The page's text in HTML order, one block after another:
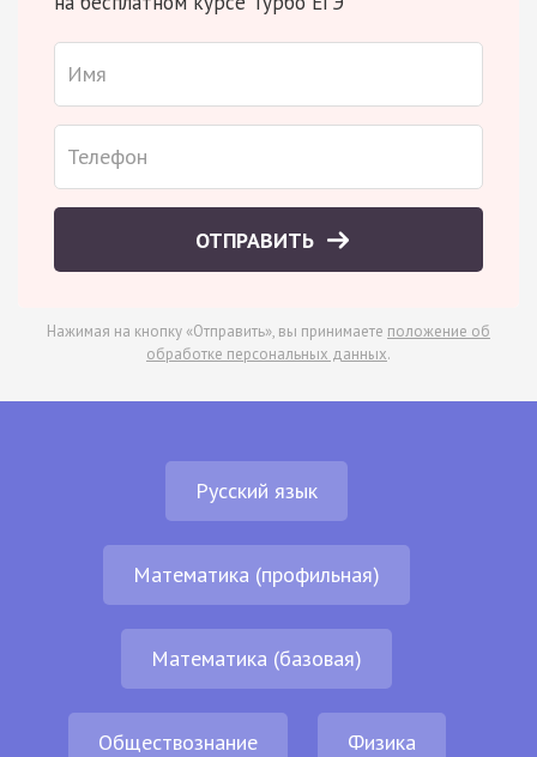
ОТПРАВИТЬ
Нажимая на кнопку «Отправить», вы принимаете положение об
обработке персональных данных.
Русский язык
Математика (профильная)
Математика (базовая)
Обществознание Физика